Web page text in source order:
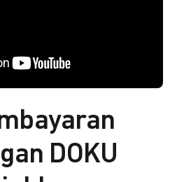
DOKU